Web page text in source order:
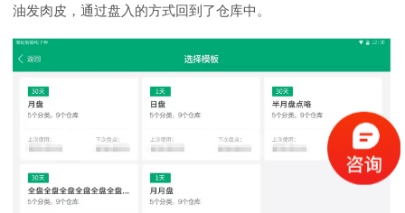
油发肉皮，通过盘入的方式回到了仓库中。